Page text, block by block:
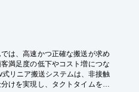
は、高速かつ正確な搬送が求め
満足度の低下やコスト増につな
リニア搬送システムは、非接触
けを実現し、タクトタイムを向